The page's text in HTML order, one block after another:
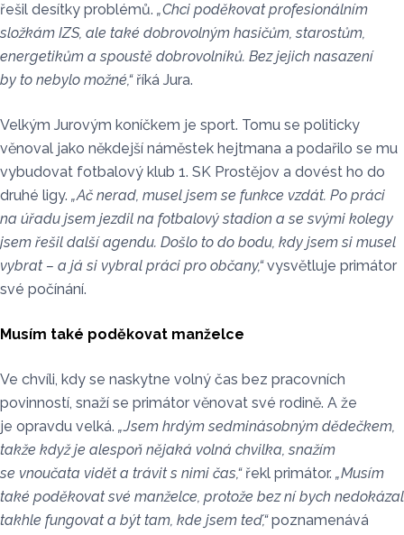
řešil desítky problémů. „Chci poděkovat profesionálním
složkám IZS, ale také dobrovolným hasičům, starostům,
energetikům a spoustě dobrovolníků. Bez jejich nasazení
by to nebylo možné,“říká Jura.
Velkým Jurovým koníčkem je sport. Tomu se politicky
věnoval jako někdejší náměstek hejtmana a podařilo se mu
vybudovat fotbalový klub 1. SK Prostějov a dovést ho do
druhé ligy. „Ač nerad, musel jsem se funkce vzdát. Po práci
na úřadu jsem jezdil na fotbalový stadion a se svými kolegy
jsem řešil další agendu. Došlo to do bodu, kdy jsem si musel
vybrat – a já si vybral práci pro občany,“vysvětluje primátor
své počínání.
Musím také poděkovat manželce
Ve chvíli, kdy se naskytne volný čas bez pracovních
povinností, snaží se primátor věnovat své rodině. A že
je opravdu velká. „Jsem hrdým sedminásobným dědečkem,
takže když je alespoň nějaká volná chvilka, snažím
se vnoučata vidět a trávit s nimi čas,“ řekl primátor. „Musím
také poděkovat své manželce, protože bez ní bych nedokázal
takhle fungovat a být tam, kde jsem teď,“poznamenává